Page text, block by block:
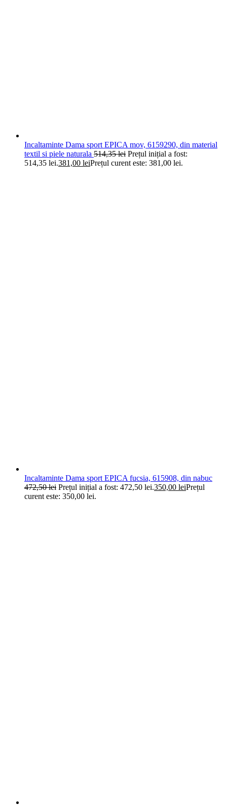
Incaltaminte Dama sport EPICA mov, 6159290, din material
textil si piele naturala 514,35lei Prețul inițial a fost:
514,35 lei.381,00 leiPrețul curent este: 381,00 lei.
Incaltaminte Dama sport EPICA fucsia, 615908, din nabuc
472,50lei Prețul inițial a fost: 472,50 lei.350,00 leiPrețul
curent este: 350,00 lei.